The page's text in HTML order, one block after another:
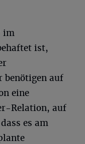
im
ist,
benötigen auf
eine
Relation, auf
es am